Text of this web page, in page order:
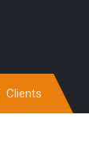
Clients